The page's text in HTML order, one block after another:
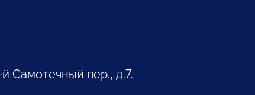
Самотечный пер., д.7.